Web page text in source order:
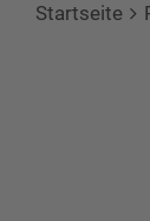
Startseite